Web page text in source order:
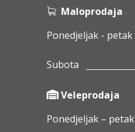
Maloprodaja
Ponedjeljak - petak
Subota
Veleprodaja
Ponedjeljak – petak